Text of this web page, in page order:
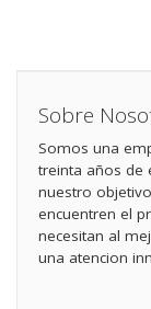
Sobre
Somos una
treinta años de
nuestro
encuentren el
necesitan al
una atencion